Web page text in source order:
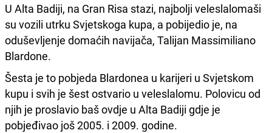
U Alta Badiji, na Gran Risa stazi, najbolji veleslalomaši
su vozili utrku Svjetskoga kupa, a pobijedio je, na
oduševljenje domaćih navijača, Talijan Massimiliano
Blardone.
Šesta je to pobjeda Blardonea u karijeri u Svjetskom
kupu i svih je šest ostvario u veleslalomu. Polovicu od
njih je proslavio baš ovdje u Alta Badiji gdje je
pobjeđivao još 2005. i 2009. godine.